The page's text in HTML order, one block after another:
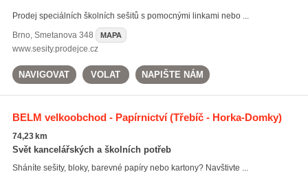
Prodej speciálních školních sešitů s pomocnými linkami nebo ...
Brno, Smetanova 348 MAPA
www.sesity.prodejce.cz
NAVIGOVAT VOLAT NAPIŠTE NÁM
BELM velkoobchod - Papírnictví(Třebíč - Horka-Domky)
74,23 km
Svět kancelářských a školních potřeb
Sháníte sešity, bloky, barevné papíry nebo kartony? Navštivte ...